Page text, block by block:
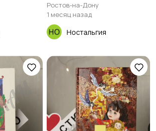
Ростов-на-Дону
1 месяц назад
Ностальгия